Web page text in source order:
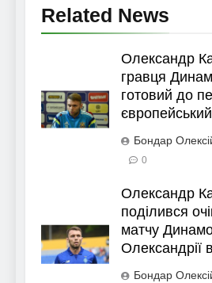
Related News
Олександр
гравця
готовий до
Бондар
0
Олександр
поділився
матчу
Олександрії
Бондар